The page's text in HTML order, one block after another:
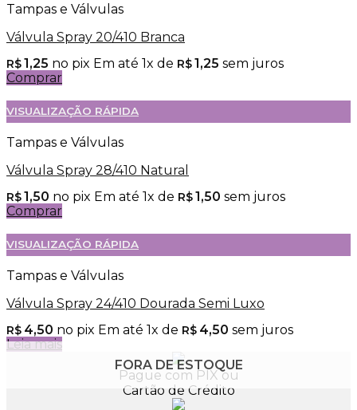
Tampas e Válvulas
Válvula Spray 20/410 Branca
R$1,25 no pix Em até 1x de R$1,25 sem juros
Comprar
VISUALIZAÇÃO RÁPIDA
Tampas e Válvulas
Válvula Spray 28/410 Natural
R$1,50 no pix Em até 1x de R$1,50 sem juros
Comprar
VISUALIZAÇÃO RÁPIDA
FORA DE ESTOQUE
Tampas e Válvulas
Válvula Spray 24/410 Dourada Semi Luxo
R$ 4,50 no pix Em até 1x de R$ 4,50 sem juros
Leia mais
Pague com PIX ou
Cartão de Crédito